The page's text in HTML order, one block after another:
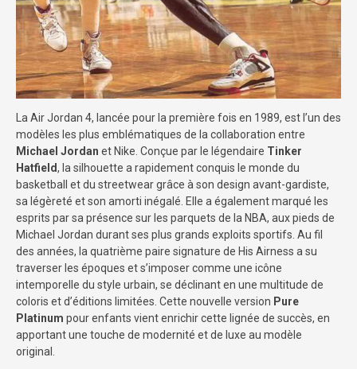
La Air Jordan 4, lancée pour la première fois en 1989, est l’un des
modèles les plus emblématiques de la collaboration entre
Michael Jordan et Nike. Conçue par le légendaire Tinker
Hatfield, la silhouette a rapidement conquis le monde du
basketball et du streetwear grâce à son design avant-gardiste,
sa légèreté et son amorti inégalé. Elle a également marqué les
esprits par sa présence sur les parquets de la NBA, aux pieds de
Michael Jordan durant ses plus grands exploits sportifs. Au fil
des années, la quatrième paire signature de His Airness a su
traverser les époques et s’imposer comme une icône
intemporelle du style urbain, se déclinant en une multitude de
coloris et d’éditions limitées. Cette nouvelle version Pure
Platinum pour enfants vient enrichir cette lignée de succès, en
apportant une touche de modernité et de luxe au modèle
original.